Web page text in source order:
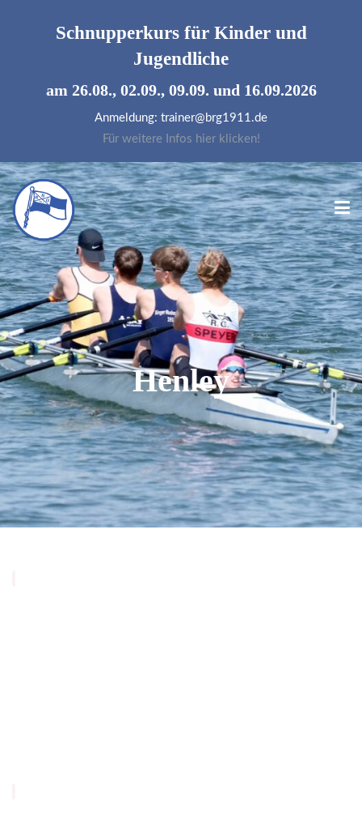
Henley
Schnupperkurs für Kinder und
Jugendliche
am 26.08., 02.09., 09.09. und 16.09.2026
Anmeldung: trainer@brg1911.de
Für weitere Infos hier klicken!